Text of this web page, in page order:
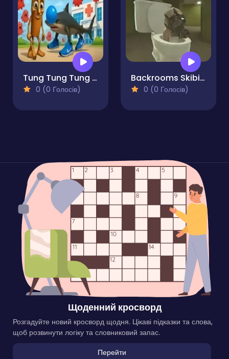
Tung Tung Tung Sahur 2
0 (0 Голосів)
Backrooms Skibidi Escape
0 (0 Голосів)
Щоденний кросворд
Розгадуйте новий кросворд щодня. Цікаві підказки та слова,
щоб розвинути логіку та словниковий запас.
Перейти